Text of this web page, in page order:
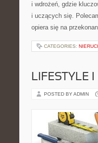
i wdrożeń, gdzie
i uczących się.
opiera się na
CATEGORIES:
LIFESTYLE
POSTED BY ADMIN